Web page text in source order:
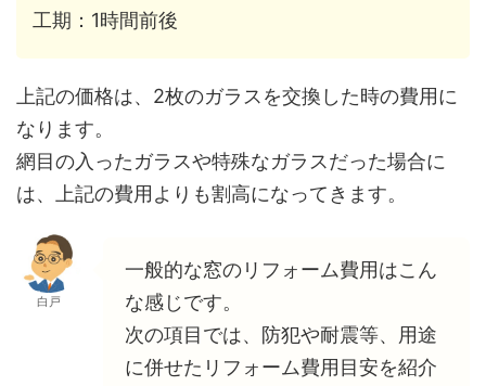
工期：1時間前後
上記の価格は、2枚のガラスを交換した時の費用に
なります。
網目の入ったガラスや特殊なガラスだった場合に
は、上記の費用よりも割高になってきます。
白戸
一般的な窓のリフォーム費用はこん
な感じです。
次の項目では、防犯や耐震等、用途
に併せたリフォーム費用目安を紹介